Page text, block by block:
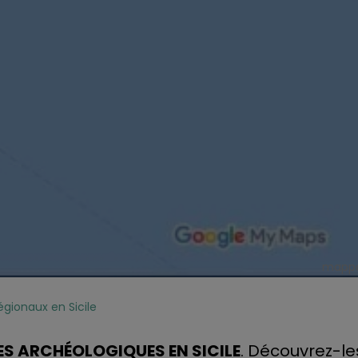
en Sicile
ARCHÉOLOGIQUES EN SICILE. Découvrez-